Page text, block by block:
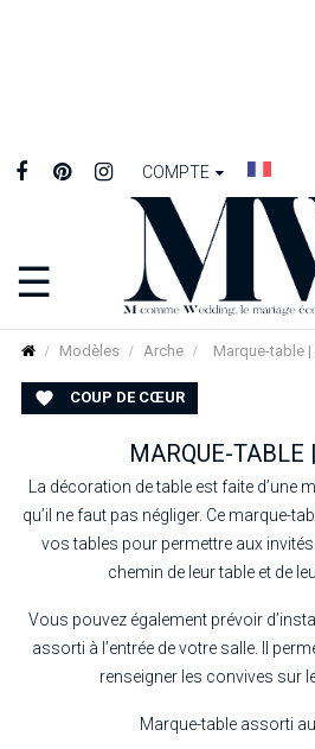
COMPTE
Basculer
la
navigation
☰
Modèles Arche Marque-table
 COUP DE CŒUR
MARQUE-TABLE
La décoration de table est faite d’une
qu’il ne faut pas négliger. Ce marque-
vos tables pour permettre aux
chemin de leur table et de
Vous pouvez également prévoir
assorti à l’entrée de votre salle. Il
renseigner les convives sur
Marque-table assorti